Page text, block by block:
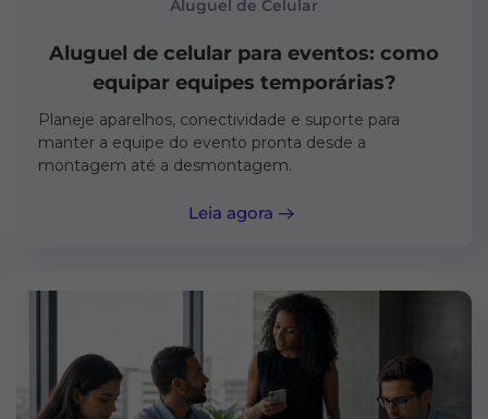
Aluguel de Celular
Aluguel de celular para eventos: como
equipar equipes temporárias?
Planeje aparelhos, conectividade e suporte para
manter a equipe do evento pronta desde a
montagem até a desmontagem.
Leia agora